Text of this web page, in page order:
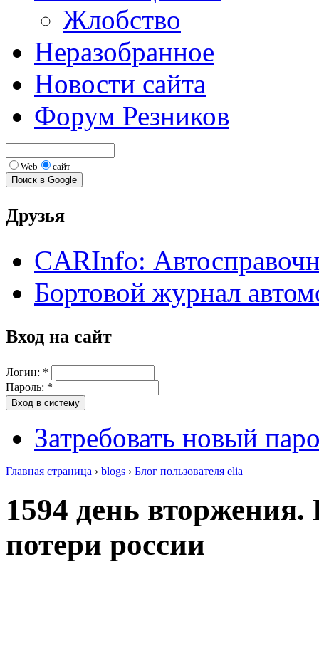
Жлобство
Неразобранное
Новости сайта
Форум Резников
Web сайт
Друзья
CARInfo:
Бортовой журнал
Вход на сайт
Логин: *
Пароль: *
Затребовать новый
Главная страница › blogs › Блог пользователя elia
1594 день
потери россии